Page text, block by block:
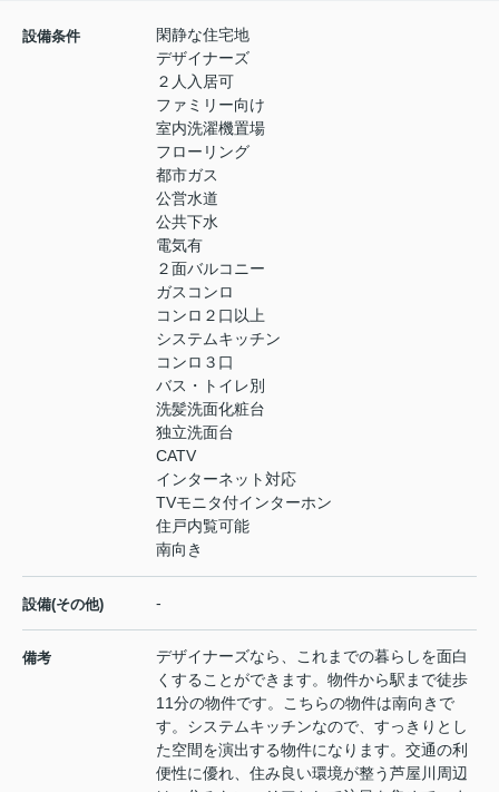
設備条件
閑静な住宅地
デザイナーズ
２人入居可
ファミリー向け
室内洗濯機置場
フローリング
都市ガス
公営水道
公共下水
電気有
２面バルコニー
ガスコンロ
コンロ２口以上
システムキッチン
コンロ３口
バス・トイレ別
洗髪洗面化粧台
独立洗面台
CATV
インターネット対応
TVモニタ付インターホン
住戸内覧可能
南向き
設備(その他) -
備考
デザイナーズなら、これまでの暮らしを面白
くすることができます。物件から駅まで徒歩
11分の物件です。こちらの物件は南向きで
す。システムキッチンなので、すっきりとし
た空間を演出する物件になります。交通の利
便性に優れ、住み良い環境が整う芦屋川周辺